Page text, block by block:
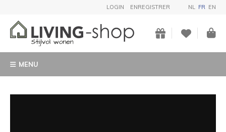
LOGIN ENREGISTRER NL FR EN
MENU